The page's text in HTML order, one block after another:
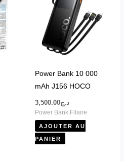
Power Bank 10 000
mAh J156 HOCO
د.ج3,500.00
Power Bank Filaire
AJOUTER AU
PANIER